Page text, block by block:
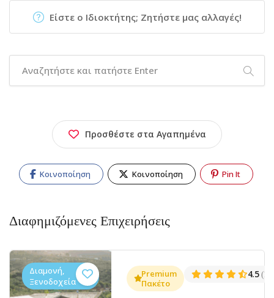
Είστε ο Ιδιοκτήτης; Ζητήστε μας αλλαγές!
Προσθέστε στα Αγαπημένα
Κοινοποίηση Κοινοποίηση Pin It
Διαφημιζόμενες Επιχειρήσεις
(1381)
Διαμονή,
Ξενοδοχεία
Premium
Πακέτο
4.5